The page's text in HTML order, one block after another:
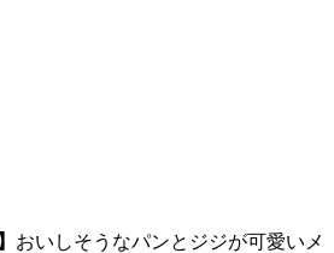
おいしそうなパンとジジが可愛いメ